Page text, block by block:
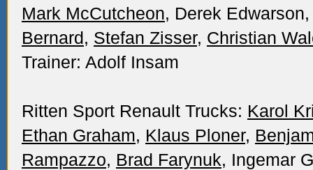
Mark McCutcheon, Derek
Bernard, Stefan Zisser, Christian
Trainer: Adolf Insam
Ritten Sport Renault Trucks: Karol
Ethan Graham, Klaus Ploner,
Rampazzo, Brad Farynuk, Ingemar